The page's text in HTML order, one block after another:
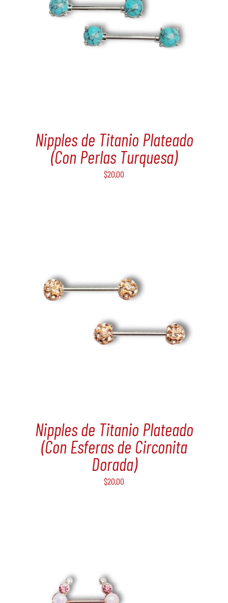
Nipples de Titanio Plateado
(Con Perlas Turquesa)
$20,00
Nipples de Titanio Plateado
(Con Esferas de Circonita
Dorada)
$20,00